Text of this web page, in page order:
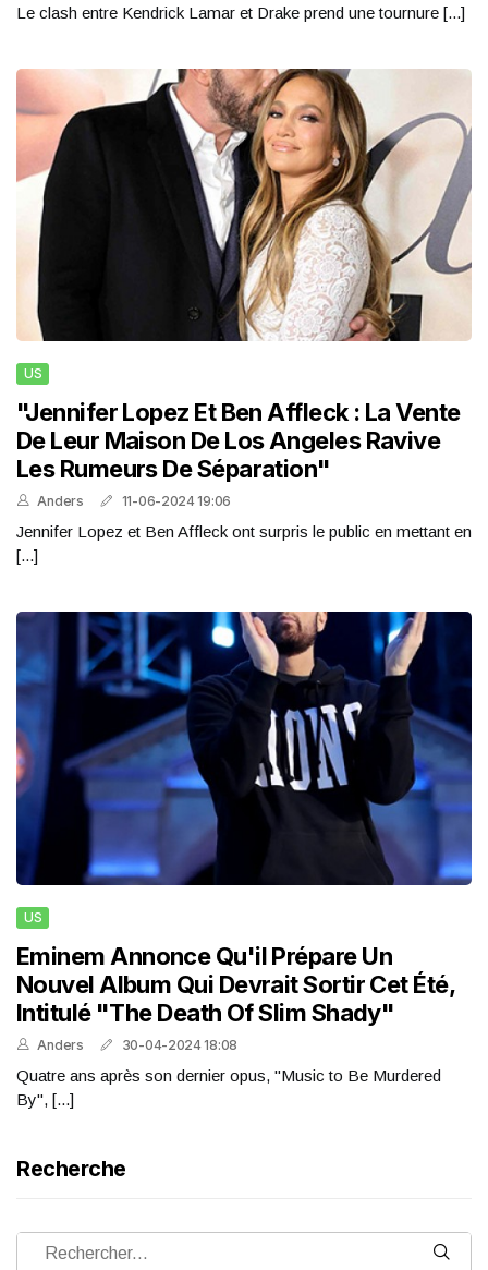
Le clash entre Kendrick Lamar et Drake prend une tournure [...]
US
"Jennifer Lopez Et Ben Affleck : La Vente
De Leur Maison De Los Angeles Ravive
Les Rumeurs De Séparation"
Anders 11-06-2024 19:06
Jennifer Lopez et Ben Affleck ont surpris le public en mettant en
[...]
US
Eminem Annonce Qu'il Prépare Un
Nouvel Album Qui Devrait Sortir Cet Été,
Intitulé "The Death Of Slim Shady"
Anders 30-04-2024 18:08
Quatre ans après son dernier opus, "Music to Be Murdered
By", [...]
Recherche